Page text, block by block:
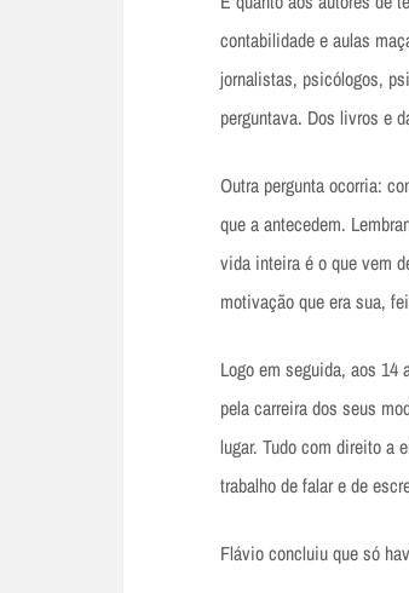
contabilidade e aulas
jornalistas, psicólogos,
perguntava. Dos livros e
Outra pergunta ocorria:
que a antecedem.
vida inteira é o que vem
motivação que era sua,
Logo em seguida, aos
pela carreira dos seus
lugar. Tudo com direito a
trabalho de falar e de
Flávio concluiu que só